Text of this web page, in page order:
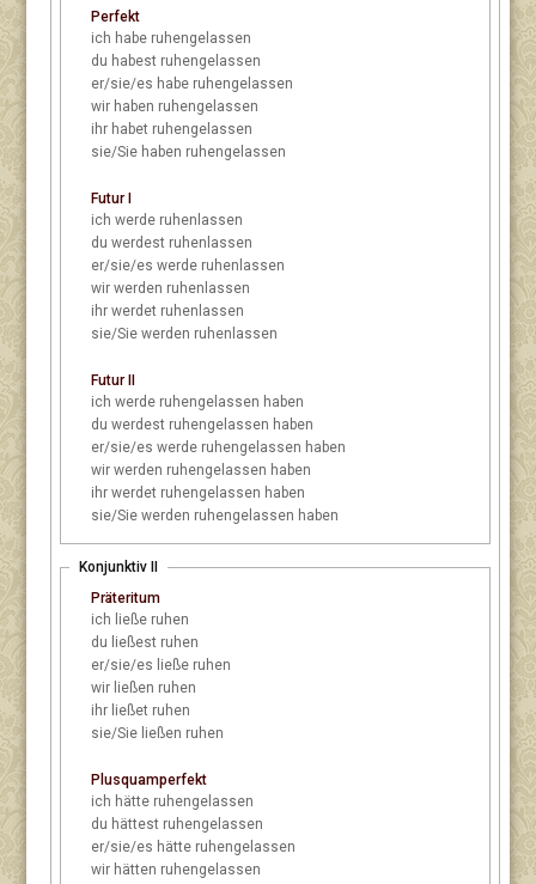
Perfekt
ich habe ruhengelassen
du habest ruhengelassen
er/sie/es habe ruhengelassen
wir haben ruhengelassen
ihr habet ruhengelassen
sie/Sie haben ruhengelassen
Futur I
ich werde ruhenlassen
du werdest ruhenlassen
er/sie/es werde ruhenlassen
wir werden ruhenlassen
ihr werdet ruhenlassen
sie/Sie werden ruhenlassen
Futur II
ich
werde ruhengelassen haben
du
werdest ruhengelassen haben
er/sie/es
werde ruhengelassen haben
wir
werden ruhengelassen haben
ihr
werdet ruhengelassen haben
sie/Sie
werden ruhengelassen haben
Konjunktiv II
Präteritum
ich ließe ruhen
du ließest ruhen
er/sie/es ließe ruhen
wir ließen ruhen
ihr ließet ruhen
sie/Sie ließen ruhen
Plusquamperfekt
ich hätte ruhengelassen
du hättest ruhengelassen
er/sie/es hätte ruhengelassen
wir hätten ruhengelassen